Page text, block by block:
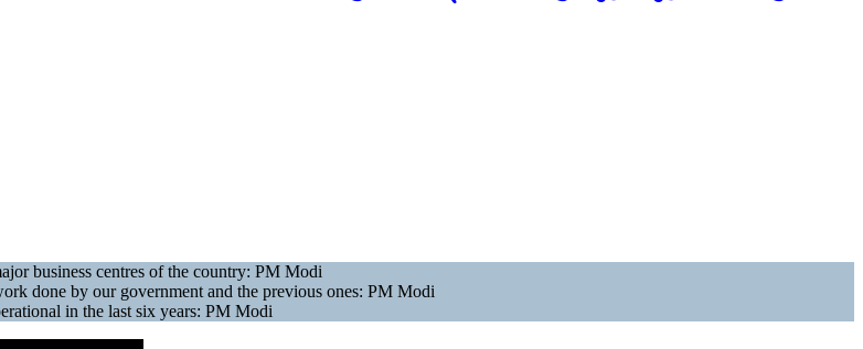
business centres of the country: PM Modi
done by our government and the previous ones: PM Modi
in the last six years: PM Modi